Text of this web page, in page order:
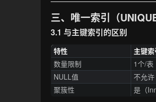
三、唯一索引（
3.1 与主键索引的区别
特性 主键索
数量限制
1个/表
NULL值
不允许
聚簇性
是（